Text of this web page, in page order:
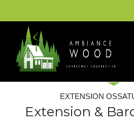
EXTENSION
Extension &